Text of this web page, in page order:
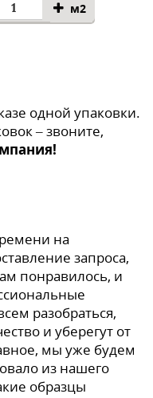
м2
одной упаковки.
– звоните,
на
запроса,
понравилось, и
разобраться,
и уберегут от
мы уже будем
из нашего
образцы